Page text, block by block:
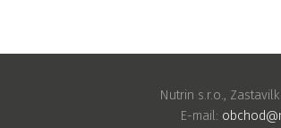
Nutrin s.r.o.,
E-mail: